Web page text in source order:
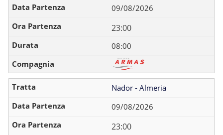
09/08/2026
23:00
08:00
Nador - Almeria
09/08/2026
23:00